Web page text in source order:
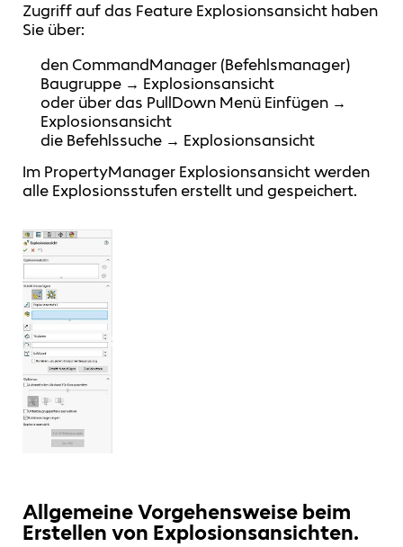
Zugriff auf das Feature Explosionsansicht haben
Sie über:
den CommandManager (Befehlsmanager)
Baugruppe → Explosionsansicht
oder über das PullDown Menü Einfügen →
Explosionsansicht
die Befehlssuche → Explosionsansicht
Im PropertyManager Explosionsansicht werden
alle Explosionsstufen erstellt und gespeichert.
Allgemeine Vorgehensweise beim
Erstellen von Explosionsansichten.